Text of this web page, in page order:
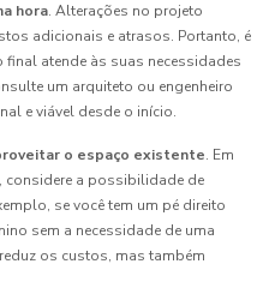
hora. Alterações no projeto
adicionais e atrasos. Portanto, é
final atende às suas necessidades
um arquiteto ou engenheiro
e viável desde o início.
o espaço existente. Em
considere a possibilidade de
se você tem um pé direito
sem a necessidade de uma
os custos, mas também